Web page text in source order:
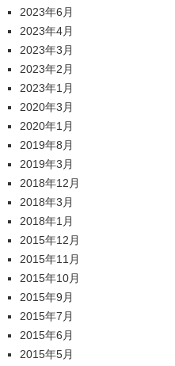
2023年6月
2023年4月
2023年3月
2023年2月
2023年1月
2020年3月
2020年1月
2019年8月
2019年3月
2018年12月
2018年3月
2018年1月
2015年12月
2015年11月
2015年10月
2015年9月
2015年7月
2015年6月
2015年5月